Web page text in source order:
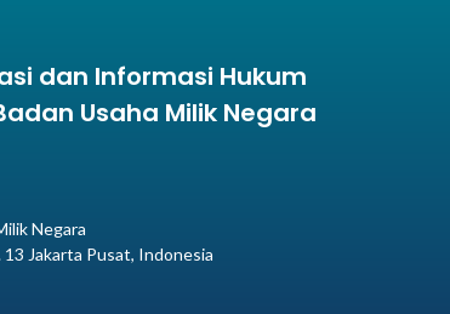
dan Informasi Hukum
Usaha Milik Negara
Negara
13 Jakarta Pusat, Indonesia